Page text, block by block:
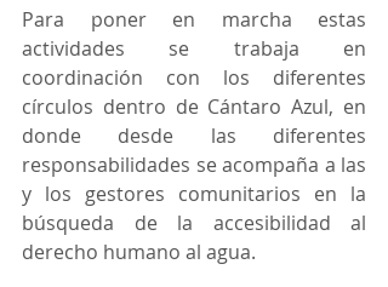
Para poner en marcha estas
actividades se trabaja en
coordinación con los diferentes
círculos dentro de Cántaro Azul, en
donde desde las diferentes
responsabilidades se acompaña a las
y los gestores comunitarios en la
búsqueda de la accesibilidad al
derecho humano al agua.